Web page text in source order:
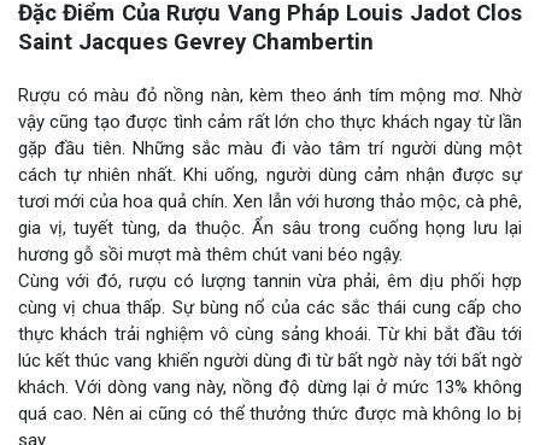
Đặc Điểm Của Rượu Vang Pháp Louis Jadot Clos
Saint Jacques Gevrey Chambertin
Rượu có màu đỏ nồng nàn, kèm theo ánh tím mộng mơ. Nhờ
vậy cũng tạo được tình cảm rất lớn cho thực khách ngay từ lần
gặp đầu tiên. Những sắc màu đi vào tâm trí người dùng một
cách tự nhiên nhất. Khi uống, người dùng cảm nhận được sự
tươi mới của hoa quả chín. Xen lẫn với hương thảo mộc, cà phê,
gia vị, tuyết tùng, da thuộc. Ẩn sâu trong cuống họng lưu lại
hương gỗ sồi mượt mà thêm chút vani béo ngậy.
Cùng với đó, rượu có lượng tannin vừa phải, êm dịu phối hợp
cùng vị chua thấp. Sự bùng nổ của các sắc thái cung cấp cho
thực khách trải nghiệm vô cùng sảng khoái. Từ khi bắt đầu tới
lúc kết thúc vang khiến người dùng đi từ bất ngờ này tới bất ngờ
khách. Với dòng vang này, nồng độ dừng lại ở mức 13% không
quá cao. Nên ai cũng có thể thưởng thức được mà không lo bị
say.